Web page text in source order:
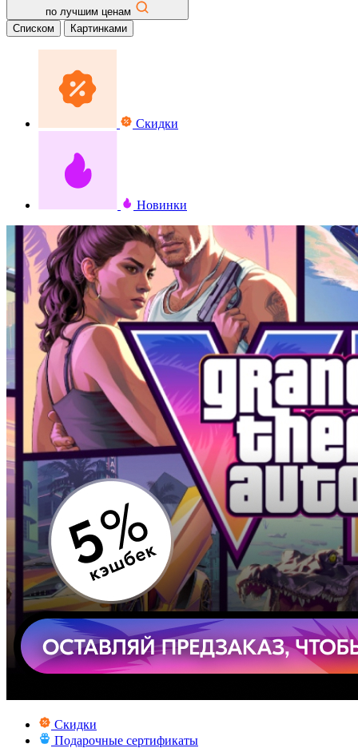
по лучшим ценам
Списком
Картинками
Скидки
Новинки
Скидки
Подарочные сертификаты